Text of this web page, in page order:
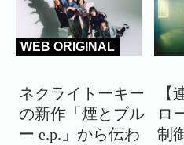
WEB ORIGINAL
ネクライトーキー
の新作「煙とブル
ー e.p.」から伝わ
【
ロ
制